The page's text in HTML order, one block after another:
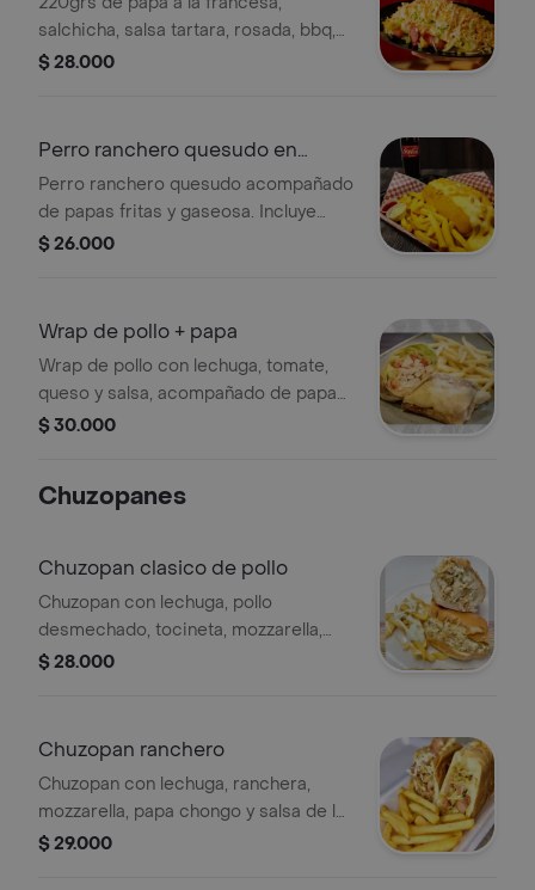
salchicha, salsa tartara, rosada, bbq,
piña, lechuga, papa perro, queso
$ 28.000
Perro ranchero quesudo en
combo
Perro ranchero quesudo acompañado
de papas fritas y gaseosa. Incluye
salchicha, queso derretido y maíz.
$ 26.000
Wrap de pollo + papa
Wrap de pollo con lechuga, tomate,
queso y salsa, acompañado de papas
fritas.
$ 30.000
Chuzopanes
Chuzopan clasico de pollo
Chuzopan con lechuga, pollo
desmechado, tocineta, mozzarella,
papa chongo y salsa de la casa +
$ 28.000
Chuzopan ranchero
Chuzopan con lechuga, ranchera,
mozzarella, papa chongo y salsa de la
casa + papas a la francesa
$ 29.000